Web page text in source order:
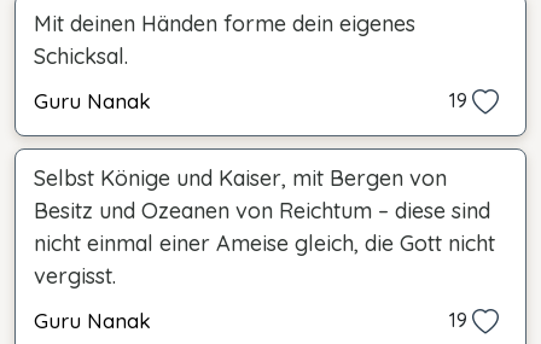
Mit deinen Händen forme dein eigenes
Schicksal.
Guru Nanak 19
Selbst Könige und Kaiser, mit Bergen von
Besitz und Ozeanen von Reichtum – diese sind
nicht einmal einer Ameise gleich, die Gott nicht
vergisst.
Guru Nanak 19